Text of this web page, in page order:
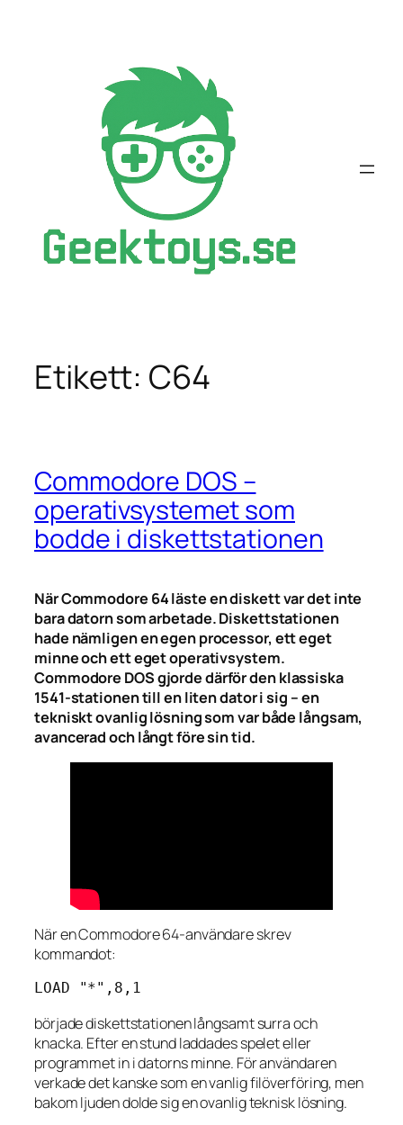
Etikett: C64
Commodore DOS –
operativsystemet som
bodde i diskettstationen
När Commodore 64 läste en diskett var det inte
bara datorn som arbetade. Diskettstationen
hade nämligen en egen processor, ett eget
minne och ett eget operativsystem.
Commodore DOS gjorde därför den klassiska
1541-stationen till en liten dator i sig – en
tekniskt ovanlig lösning som var både långsam,
avancerad och långt före sin tid.
När en Commodore 64-användare skrev
kommandot:
LOAD "*",8,1
började diskettstationen långsamt surra och
knacka. Efter en stund laddades spelet eller
programmet in i datorns minne. För användaren
verkade det kanske som en vanlig filöverföring, men
bakom ljuden dolde sig en ovanlig teknisk lösning.